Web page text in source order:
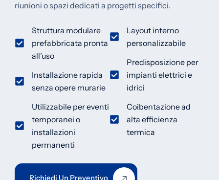
riunioni o spazi dedicati a progetti specifici.
Struttura modulare
prefabbricata pronta
all’uso
Installazione rapida
senza opere murarie
Utilizzabile per eventi
temporanei o
installazioni
permanenti
Layout interno
personalizzabile
Predisposizione per
impianti elettrici e
idrici
Coibentazione ad
alta efficienza
termica
Richiedi Un Preventivo